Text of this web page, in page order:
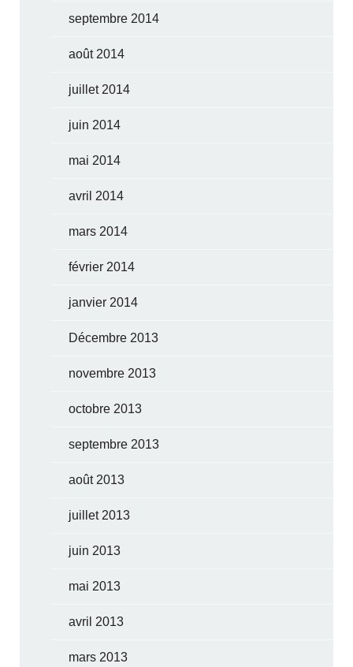
septembre 2014
août 2014
juillet 2014
juin 2014
mai 2014
avril 2014
mars 2014
février 2014
janvier 2014
Décembre 2013
novembre 2013
octobre 2013
septembre 2013
août 2013
juillet 2013
juin 2013
mai 2013
avril 2013
mars 2013